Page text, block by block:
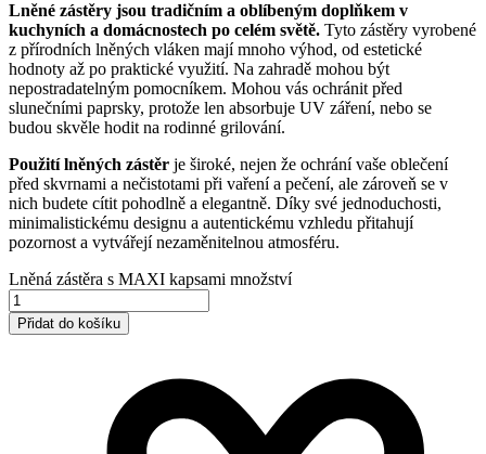
Lněné zástěry jsou tradičním a oblíbeným doplňkem v
kuchyních a domácnostech po celém světě. Tyto zástěry vyrobené
z přírodních lněných vláken mají mnoho výhod, od estetické
hodnoty až po praktické využití. Na zahradě mohou být
nepostradatelným pomocníkem. Mohou vás ochránit před
slunečními paprsky, protože len absorbuje UV záření, nebo se
budou skvěle hodit na rodinné grilování.
Použití lněných zástěr je široké, nejen že ochrání vaše oblečení
před skvrnami a nečistotami při vaření a pečení, ale zároveň se v
nich budete cítit pohodlně a elegantně. Díky své jednoduchosti,
minimalistickému designu a autentickému vzhledu přitahují
pozornost a vytvářejí nezaměnitelnou atmosféru.
Lněná zástěra s MAXI kapsami množství
Přidat do košíku